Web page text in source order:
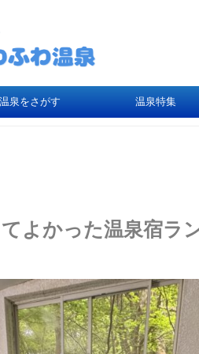
温泉をさがす 温泉特集
てよかった温泉宿ラ